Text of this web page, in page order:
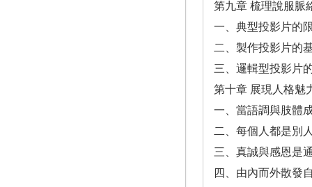
第九章 梳理說服脈
一、典型投影片的
二、製作投影片的
三、邏輯型投影片
第十章 展現人格魅
一、當語調與肢體
二、每個人都是別
三、真誠與感恩是
四、由內而外散發